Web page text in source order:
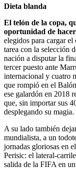
Dieta blanda
El telón de la copa,
oportunidad de
elegidos para cargar
tarea con la selección
nación a disputar la
tercer puesto ante
internacional y cuatro
que rompió en el
ese galardón en 2018
que, sin importar sus
desplegando su magia.
A su lado también
mundialista, a un
jornadas gloriosas en
Perisic: el lateral-
salida de la FIFA en